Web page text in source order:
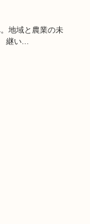
地域と農業の未
継い...